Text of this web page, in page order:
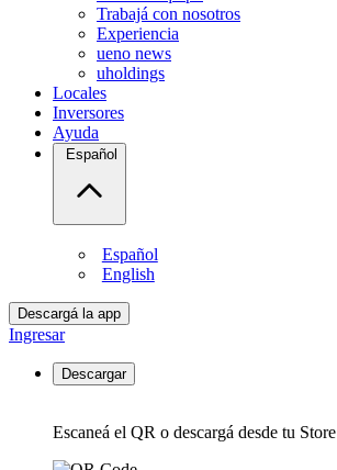
Trabajá con nosotros
Experiencia
ueno news
uholdings
Locales
Inversores
Ayuda
Español
Español
English
Descargá la app
Ingresar
Descargar
Escaneá el QR o descargá desde tu Store